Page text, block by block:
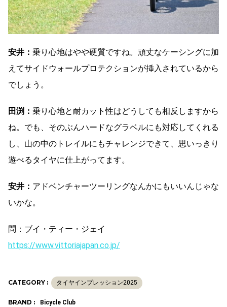
安井： 乗り心地はやや硬質ですね。頑丈なケーシングに加
えてサイドウォールプロテクションが挿入されているから
でしょう。
田渕： 乗り心地と耐カット性はどうしても相反しますから
ね。でも、そのぶんハードなグラベルにも対応してくれる
し、山の中のトレイルにもチャレンジできて、思いっきり
遊べるタイヤに仕上がってます。
安井： アドベンチャーツーリングなんかにもいいんじゃな
いかな。
問：ブイ・ティー・ジェイ
https://www.vittoriajapan.co.jp/
CATEGORY : タイヤインプレッション2025
BRAND : Bicycle Club